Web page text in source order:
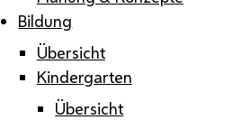
Bildung
Übersicht
Kindergarten
Übersicht